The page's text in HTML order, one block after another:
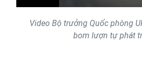
Video Bộ trưởng Quốc phòng
bom lượn tự phát